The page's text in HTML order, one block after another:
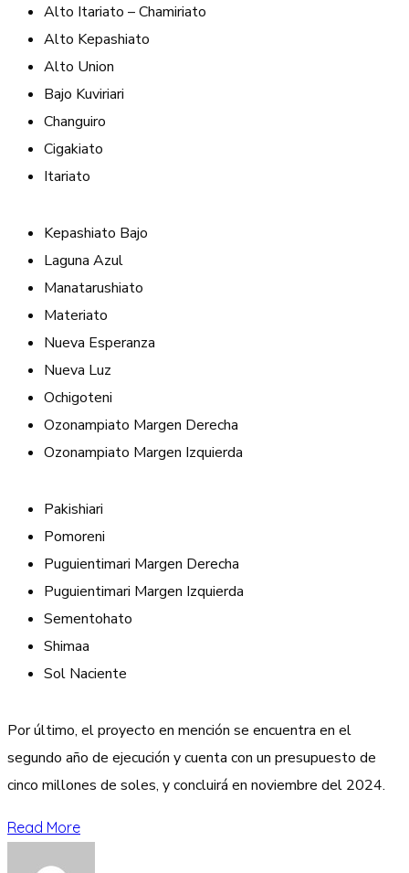
Alto Itariato – Chamiriato
Alto Kepashiato
Alto Union
Bajo Kuviriari
Changuiro
Cigakiato
Itariato
Kepashiato Bajo
Laguna Azul
Manatarushiato
Materiato
Nueva Esperanza
Nueva Luz
Ochigoteni
Ozonampiato Margen Derecha
Ozonampiato Margen Izquierda
Pakishiari
Pomoreni
Puguientimari Margen Derecha
Puguientimari Margen Izquierda
Sementohato
Shimaa
Sol Naciente
Por último, el proyecto en mención se encuentra en el
segundo año de ejecución y cuenta con un presupuesto de
cinco millones de soles, y concluirá en noviembre del 2024.
Read More